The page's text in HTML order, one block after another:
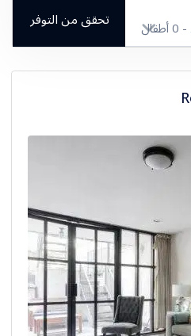
-
0 أطفال تحقق من التوفر